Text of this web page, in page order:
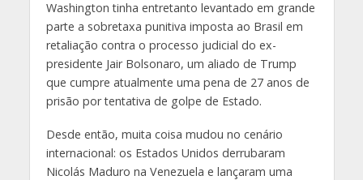
Washington tinha entretanto levantado em grande
parte a sobretaxa punitiva imposta ao Brasil em
retaliação contra o processo judicial do ex-
presidente Jair Bolsonaro, um aliado de Trump
que cumpre atualmente uma pena de 27 anos de
prisão por tentativa de golpe de Estado.
Desde então, muita coisa mudou no cenário
internacional: os Estados Unidos derrubaram
Nicolás Maduro na Venezuela e lançaram uma